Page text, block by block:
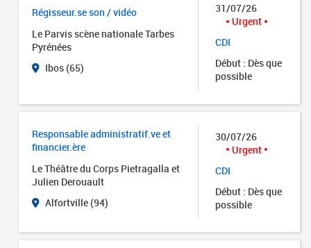
Régisseur.se son / vidéo
Le Parvis scène nationale Tarbes
Pyrénées
Ibos (65)
31/07/26
Urgent
CDI
Début : Dès que
possible
Responsable administratif.ve et
financier.ère
Le Théâtre du Corps Pietragalla et
Julien Derouault
Alfortville (94)
30/07/26
Urgent
CDI
Début : Dès que
possible